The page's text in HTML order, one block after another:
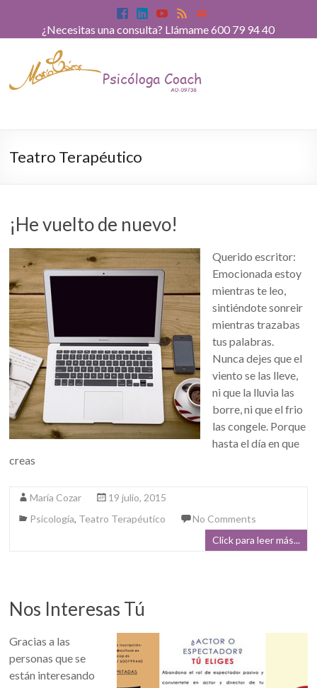
¿Necesitas una consulta? Llámame 600 79 94 40
Teatro Terapéutico
¡He vuelto de nuevo!
Querido escritor:
Emocionada estoy
mientras te leo,
sintiéndote sonreir
mientras trazabas
tus palabras.
Nunca dejes que el
viento se las lleve,
ni que la lluvia las
borre, ni que el frio
las congele. Porque
hasta el día en que
creas
María Cozar
19 julio, 2015
Psicología, Teatro Terapéutico
No Comments
Click para leer más...
Nos Interesas Tú
Gracias a las
personas que se
están interesando